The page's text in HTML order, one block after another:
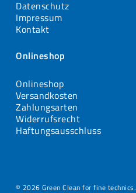
Datenschutz
Impressum
Kontakt
Onlineshop
Onlineshop
Versandkosten
Zahlungsarten
Widerrufsrecht
Haftungsausschluss
© 2026 Green Clean for fine technics.